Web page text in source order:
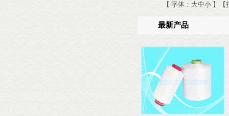
【 字体： 大中小 】 【
最新产品